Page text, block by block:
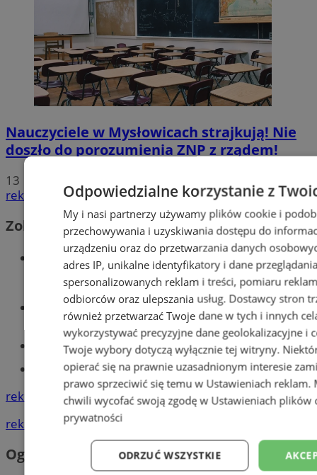
Nauczyciele w Mysłowicach strajkują! Nie
doszło do porozumienia ZNP z rządem!
13
reklama
Zobacz również
Wiadomości kryminalne w
Mysłowicach
Wiadomości lokalne
Kursy języka angielskiego
Tworzenie stron www - Mysłowice
reklama
reklama
Ogłoszenia
Odpowiedzialne korzystanie z
My i nasi partnerzy używamy plików cookie i
przechowywania i uzyskiwania dostępu do
urządzeniu oraz do przetwarzania danych
adres IP, unikalne identyfikatory i dane
spersonalizowanych reklam i treści, pomiaru
odbiorców oraz ulepszania usług. Dostawcy stron
również przetwarzać Twoje dane w tych i innych
wykorzystywać precyzyjne dane geolokalizacyjne i
Twoje wybory dotyczą wyłącznie tej witryny.
opierać się na prawnie uzasadnionym interesie
prawo sprzeciwić się temu w Ustawieniach reklam.
chwili wycofać swoją zgodę w Ustawieniach plików
prywatności
ODRZUĆ WSZYSTKIE